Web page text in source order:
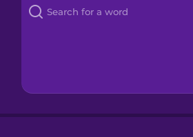
Kahoot!